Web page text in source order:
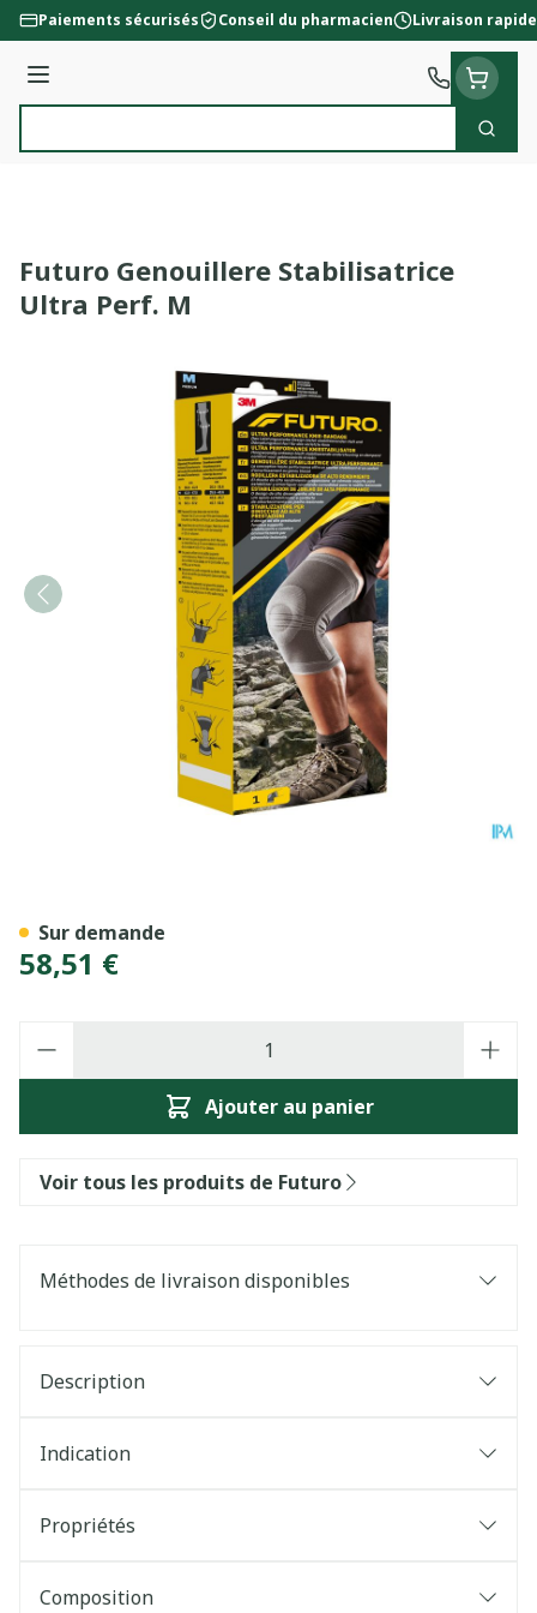
Aller au contenu
Paiements sécurisés Conseil du pharmacien Livraison rapide
Menu
Futuro Genouillere Stabilisatrice
Ultra Perf. M
58,51 €
Ajouter au panier
Sur demande
Voir tous les produits de Futuro
Méthodes de livraison disponibles
Description
Indication
Propriétés
Composition